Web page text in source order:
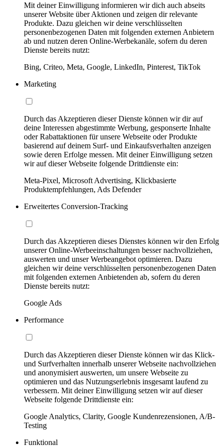
Mit deiner Einwilligung informieren wir dich auch abseits
unserer Website über Aktionen und zeigen dir relevante
Produkte. Dazu gleichen wir deine verschlüsselten
personenbezogenen Daten mit folgenden externen Anbietern
ab und nutzen deren Online-Werbekanäle, sofern du deren
Dienste bereits nutzt:
Bing, Criteo, Meta, Google, LinkedIn, Pinterest, TikTok
Marketing
Durch das Akzeptieren dieser Dienste können wir dir auf
deine Interessen abgestimmte Werbung, gesponserte Inhalte
oder Rabattaktionen für unsere Webseite oder Produkte
basierend auf deinem Surf- und Einkaufsverhalten anzeigen
sowie deren Erfolge messen. Mit deiner Einwilligung setzen
wir auf dieser Webseite folgende Drittdienste ein:
Meta-Pixel, Microsoft Advertising, Klickbasierte
Produktempfehlungen, Ads Defender
Erweitertes Conversion-Tracking
Durch das Akzeptieren dieses Dienstes können wir den Erfolg
unserer Online-Werbeeinschaltungen besser nachvollziehen,
auswerten und unser Werbeangebot optimieren. Dazu
gleichen wir deine verschlüsselten personenbezogenen Daten
mit folgenden externen Anbietenden ab, sofern du deren
Dienste bereits nutzt:
Google Ads
Performance
Durch das Akzeptieren dieser Dienste können wir das Klick-
und Surfverhalten innerhalb unserer Webseite nachvollziehen
und anonymisiert auswerten, um unsere Webseite zu
optimieren und das Nutzungserlebnis insgesamt laufend zu
verbessern. Mit deiner Einwilligung setzen wir auf dieser
Webseite folgende Drittdienste ein:
Google Analytics, Clarity, Google Kundenrezensionen, A/B-
Testing
Funktional